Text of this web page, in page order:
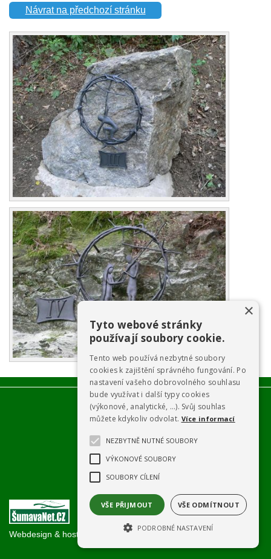
Návrat na předchozí stránku
Webdesign & hosting: ŠumavaNet.CZ
×
Tyto webové stránky
používají soubory cookie.
Tento web používá nezbytné soubory
cookies k zajištění správného fungování. Po
nastavení vašeho dobrovolného souhlasu
bude využívat i další typy cookies
(výkonové, analytické, …). Svůj souhlas
můžete kdykoliv odvolat. Více informací
NEZBYTNĚ NUTNÉ SOUBORY
VÝKONOVÉ SOUBORY
SOUBORY CÍLENÍ
VŠE PŘIJMOUT VŠE ODMÍTNOUT
PODROBNÉ NASTAVENÍ